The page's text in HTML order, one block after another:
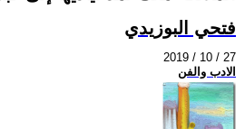
فتحي البوزيدي
2019 / 10 / 27
الادب والفن